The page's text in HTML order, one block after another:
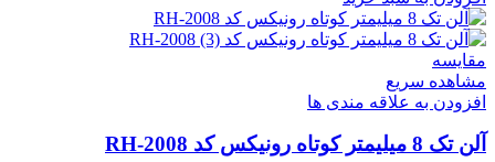
مقایسه
مشاهده سریع
افزودن به علاقه مندی ها
آلن تک 8 میلیمتر کوتاه رونیکس کد RH-2008